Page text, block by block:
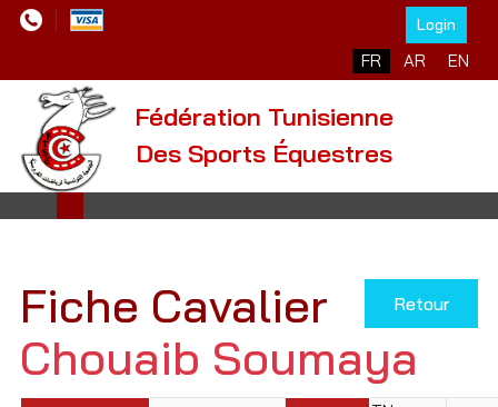
Login
Sélectionnez votre
FR AR EN
Fédération Tunisienne
Des Sports Équestres
Retour
Fiche Cavalier
Chouaib Soumaya